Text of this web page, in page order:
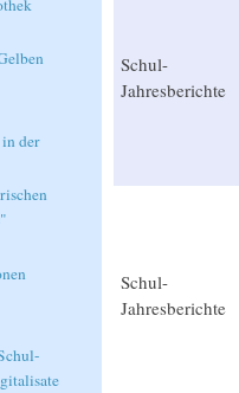
Schul-
Jahresberichte
Schul-
Jahresberichte
der